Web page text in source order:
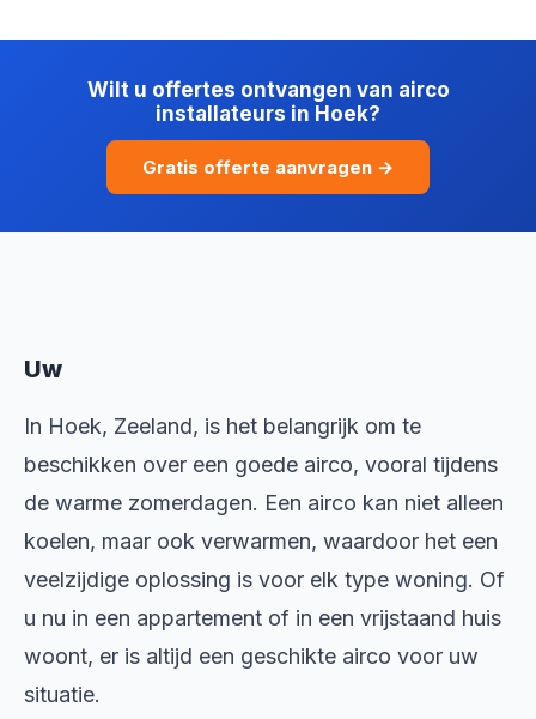
Wilt u offertes ontvangen van airco
installateurs in Hoek?
Gratis offerte aanvragen →
Uw
In Hoek, Zeeland, is het belangrijk om te
beschikken over een goede airco, vooral tijdens
de warme zomerdagen. Een airco kan niet alleen
koelen, maar ook verwarmen, waardoor het een
veelzijdige oplossing is voor elk type woning. Of
u nu in een appartement of in een vrijstaand huis
woont, er is altijd een geschikte airco voor uw
situatie.